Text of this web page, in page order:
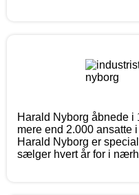
Harald Nyborg åbnede i
mere end 2.000 ansatte
Harald Nyborg er
sælger hvert år for i